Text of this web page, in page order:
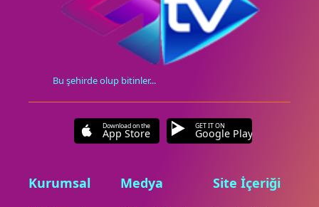
Bu şehirde olup bitinler...
Download on the
App Store
GET IT ON
Google Play
Kurumsal Medya Site İçeriği